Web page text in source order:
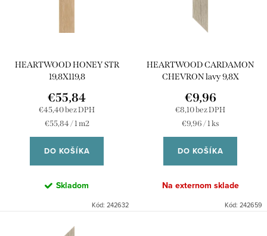
HEARTWOOD HONEY STR
19,8X119,8
€45,40 bez DPH
€55,84
Jednotková
€55,84 / 1 m2
DO KOŠÍKA
Skladom
Kód: 242632
HEARTWOOD CARDAMON
CHEVRON lavy 9,8X
€8,10 bez DPH
€9,96
Jednotková
€9,96 / 1 ks
DO KOŠÍKA
Na externom sklade
Kód: 242659